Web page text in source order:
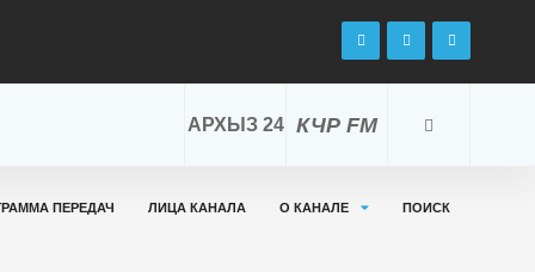
КЧР FM
АРХЫЗ 24
ПЕРЕДАЧ ЛИЦА КАНАЛА О КАНАЛЕ
ПОИСК